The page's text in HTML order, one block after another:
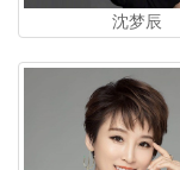
沈梦辰